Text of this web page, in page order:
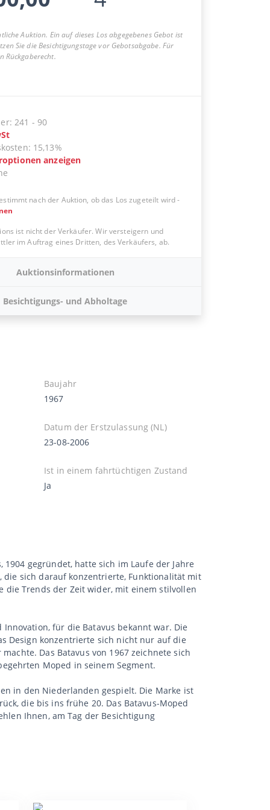
Auktion. Ein auf dieses Los abgegebenes Gebot ist
Sie die Besichtigungstage vor Gebotsabgabe. Für
Rückgaberecht.
: 241 - 90
: 15,13%
anzeigen
nach der Auktion, ob das Los zugeteilt wird-
ist nicht der Verkäufer. Wir versteigern und
im Auftrag eines Dritten, des Verkäufers, ab.
Auktionsinformationen
Besichtigungs- und Abholtage
Baujahr
1967
Datum der Erstzulassung (NL)
23-08-2006
Ist in einem fahrtüchtigen Zustand
Ja
gegründet, hatte sich im Laufe der Jahre
die sich darauf konzentrierte, Funktionalität mit
die Trends der Zeit wider, mit einem stilvollen
für die Batavus bekannt war. Die
Design konzentrierte sich nicht nur auf die
Das Batavus von 1967 zeichnete sich
Moped in seinem Segment.
in den Niederlanden gespielt. Die Marke ist
die bis ins frühe 20. Das Batavus-Moped
Ihnen, am Tag der Besichtigung